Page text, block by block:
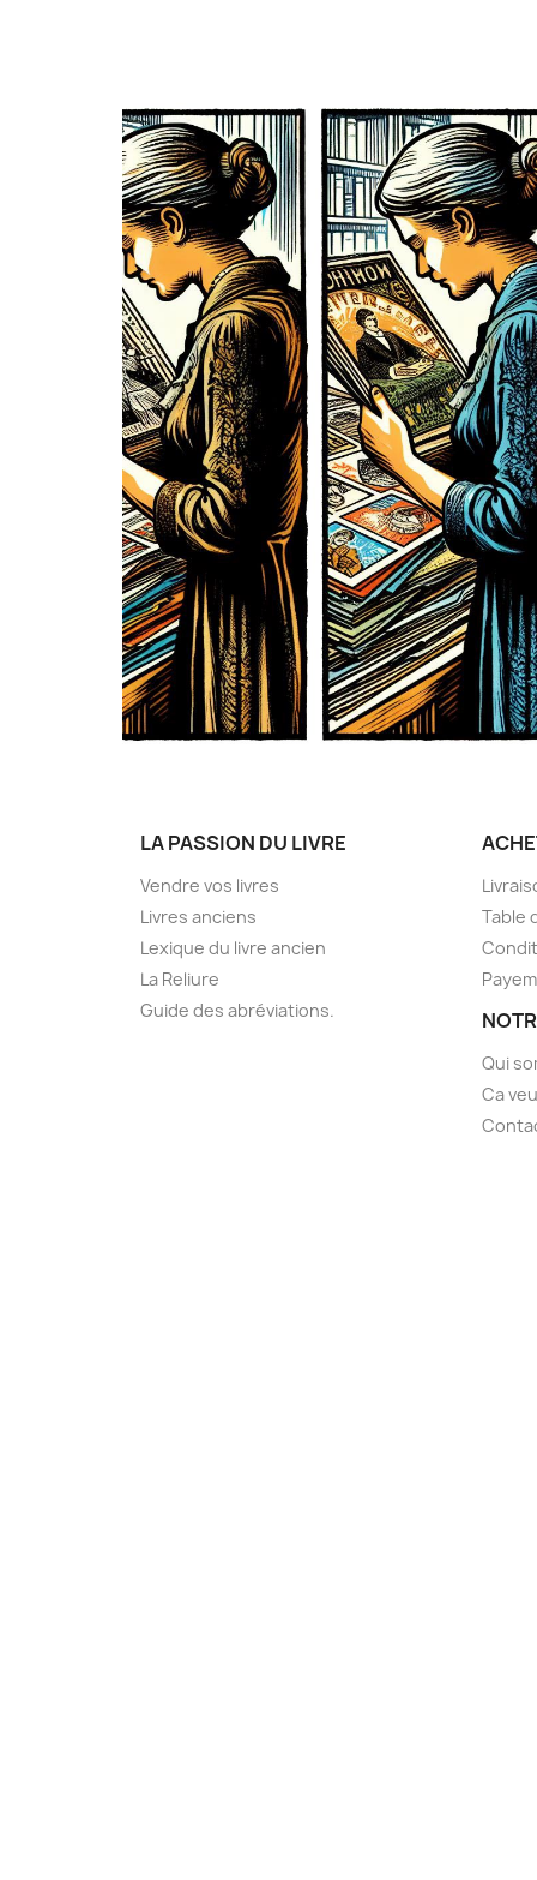
LA PASSION DU LIVRE
Vendre vos livres
Livres anciens
Lexique du livre ancien
La Reliure
Guide des abréviations.
Table
Qui
Ca